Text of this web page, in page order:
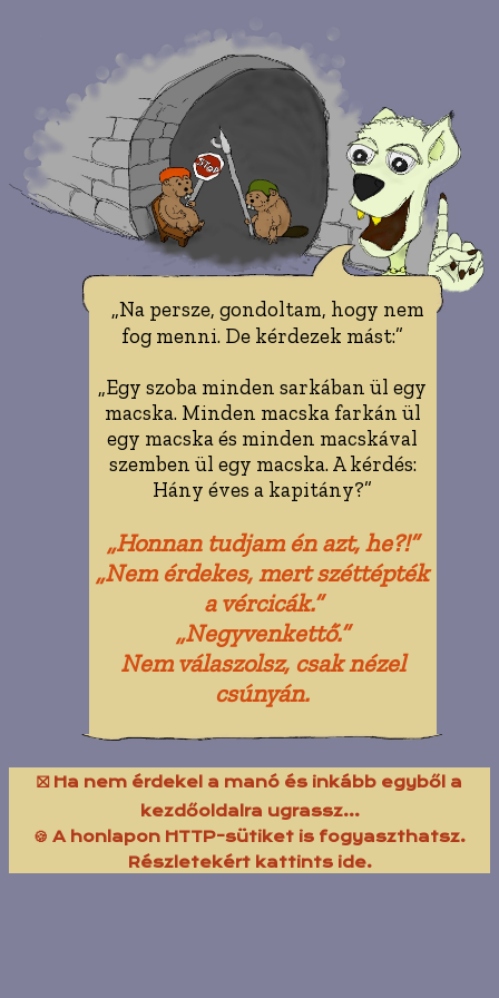
„Na persze, gondoltam, hogy nem
fog menni. De kérdezek mást:”
„Egy szoba minden sarkában ül egy
macska. Minden macska farkán ül
egy macska és minden macskával
szemben ül egy macska. A kérdés:
Hány éves a kapitány?”
„Honnan tudjam én azt, he?!”
„Nem érdekes, mert széttépték
a vércicák.”
„Negyvenkettő.”
Nem válaszolsz, csak nézel
csúnyán.
⛝ Ha nem érdekel a manó és inkább egyből a
kezdőoldalra ugrassz...
🍪 A honlapon HTTP-sütiket is fogyaszthatsz.
Részletekért kattints ide.